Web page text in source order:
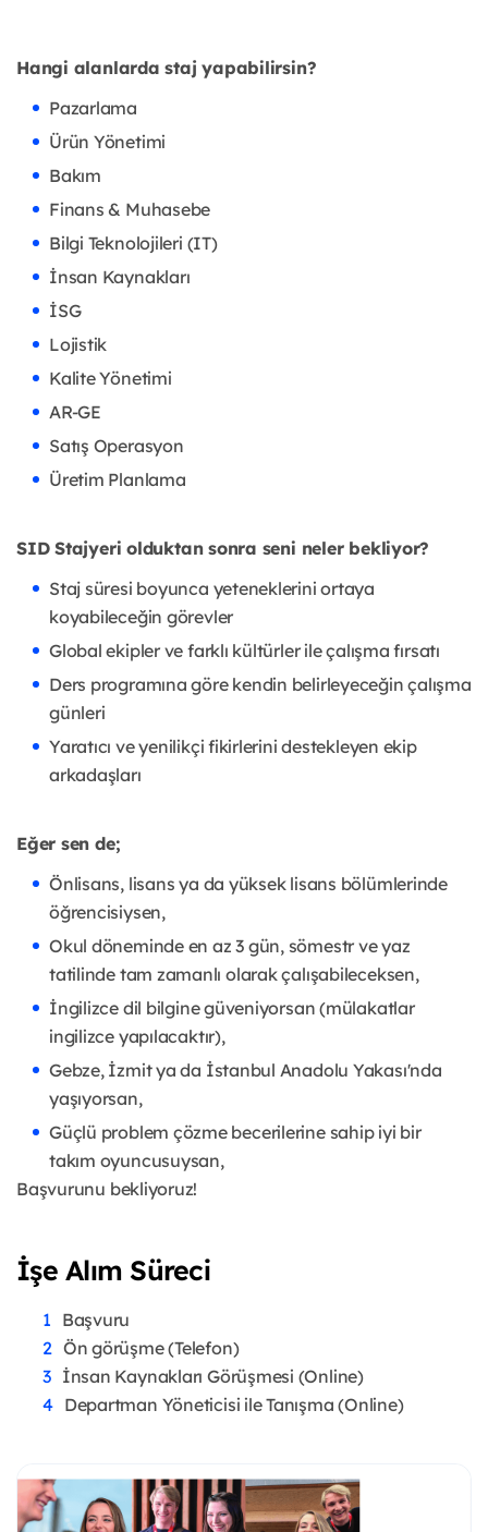
Hangi alanlarda staj yapabilirsin?
Pazarlama
Ürün Yönetimi
Bakım
Finans & Muhasebe
Bilgi Teknolojileri (IT)
İnsan Kaynakları
İSG
Lojistik
Kalite Yönetimi
AR-GE
Satış Operasyon
Üretim Planlama
SID Stajyeri olduktan sonra seni neler bekliyor?
Staj süresi boyunca yeteneklerini ortaya
koyabileceğin görevler
Global ekipler ve farklı kültürler ile çalışma fırsatı
Ders programına göre kendin belirleyeceğin çalışma
günleri
Yaratıcı ve yenilikçi fikirlerini destekleyen ekip
arkadaşları
Eğer sen de;
Önlisans, lisans ya da yüksek lisans bölümlerinde
öğrencisiysen,
Okul döneminde en az 3 gün, sömestr ve yaz
tatilinde tam zamanlı olarak çalışabileceksen,
İngilizce dil bilgine güveniyorsan (mülakatlar
ingilizce yapılacaktır),
Gebze, İzmit ya da İstanbul Anadolu Yakası'nda
yaşıyorsan,
Güçlü problem çözme becerilerine sahip iyi bir
takım oyuncusuysan,
Başvurunu bekliyoruz!
İşe Alım Süreci
Başvuru
Ön görüşme (Telefon)
İnsan Kaynakları Görüşmesi (Online)
Departman Yöneticisi ile Tanışma (Online)